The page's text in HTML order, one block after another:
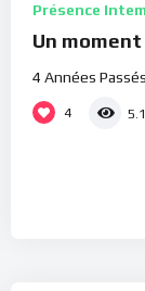
Présence
Un
4 Années Passés
4